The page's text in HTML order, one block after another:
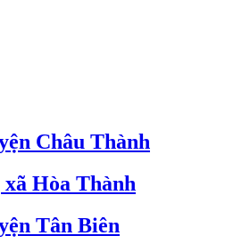
Châu Thành
Hòa Thành
Tân Biên